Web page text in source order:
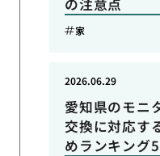
の注意点
家
愛知県のモニ
交換に対応す
めランキング5
2026.06.29